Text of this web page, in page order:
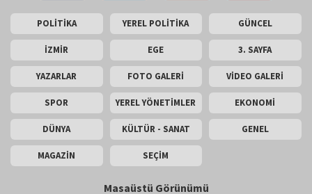
POLİTİKA YEREL POLİTİKA GÜNCEL
İZMİR EGE 3. SAYFA
YAZARLAR FOTO GALERİ VİDEO GALERİ
SPOR YEREL YÖNETİMLER EKONOMİ
DÜNYA KÜLTÜR - SANAT GENEL
MAGAZİN SEÇİM
Masaüstü Görünümü